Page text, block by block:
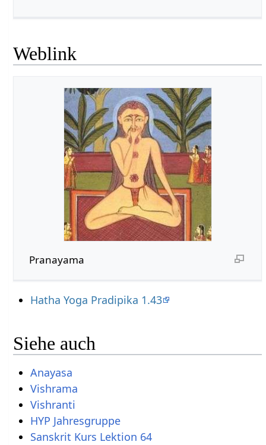
Weblink
Pranayama
Hatha Yoga Pradipika 1.43
Siehe auch
Anayasa
Vishrama
Vishranti
HYP Jahresgruppe
Sanskrit Kurs Lektion 64